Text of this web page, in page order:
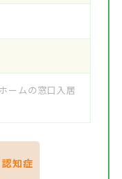
ームの窓口入居
認知症